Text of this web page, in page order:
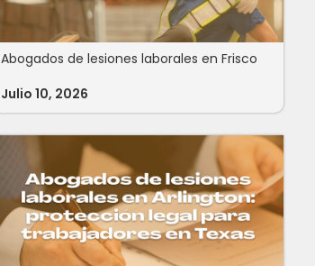
Abogados de lesiones laborales en Frisco
Julio 10, 2026